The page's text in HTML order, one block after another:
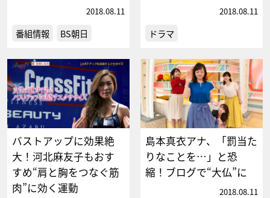
2018.08.11
番組情報 BS朝日
2018.08.11
ドラマ
バストアップに効果絶
大！河北麻友子もおす
すめ“肩と胸をつなぐ筋
肉”に効く運動
島本真衣アナ、「罰当た
りなことを…」と恐
縮！ブログで“大仏”に
2018.08.11